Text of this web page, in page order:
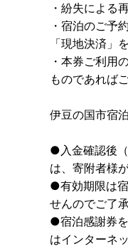
・紛失による
・宿泊のご予
「現地決済」
・本券ご利用
ものであれば
伊豆の国市宿
●入金確認後
は、寄附者様
●有効期限は
せんのでご了
●宿泊感謝券
はインターネ